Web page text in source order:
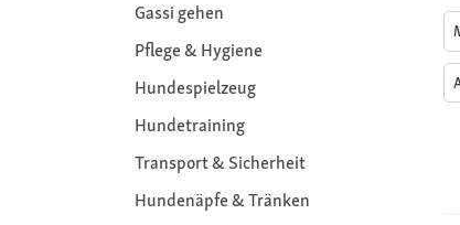
Gassi gehen
Pflege & Hygiene
Hundespielzeug
Hundetraining
Transport & Sicherheit
Hundenäpfe & Tränken